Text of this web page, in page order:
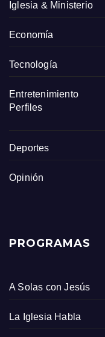
Iglesia & Ministerio
Economía
Tecnología
Entretenimiento
Perfiles
Deportes
Opinión
PROGRAMAS
A Solas con Jesús
La Iglesia Habla